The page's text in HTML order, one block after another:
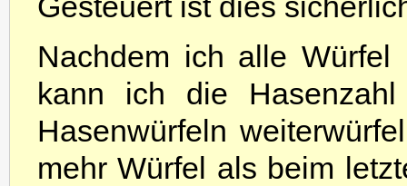
Nachdem ich alle
kann ich die
Hasenwürfeln
mehr Würfel als beim